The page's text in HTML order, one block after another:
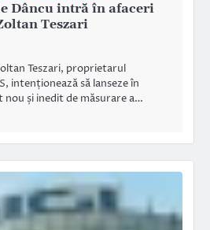
Dâncu intră în afaceri
Teszari
Teszari, proprietarul
intenționează să lanseze în
și inedit de măsurare a…